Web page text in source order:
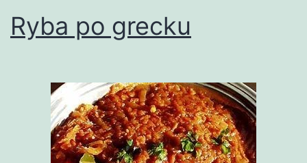
Ryba po grecku